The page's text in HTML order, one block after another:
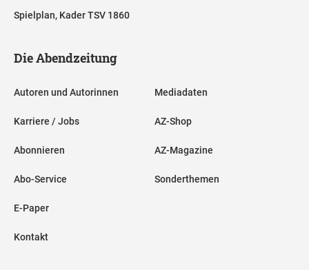
Spielplan, Kader TSV 1860
Die Abendzeitung
Autoren und Autorinnen
Karriere / Jobs
Abonnieren
Abo-Service
E-Paper
Kontakt
Mediadaten
AZ-Shop
AZ-Magazine
Sonderthemen